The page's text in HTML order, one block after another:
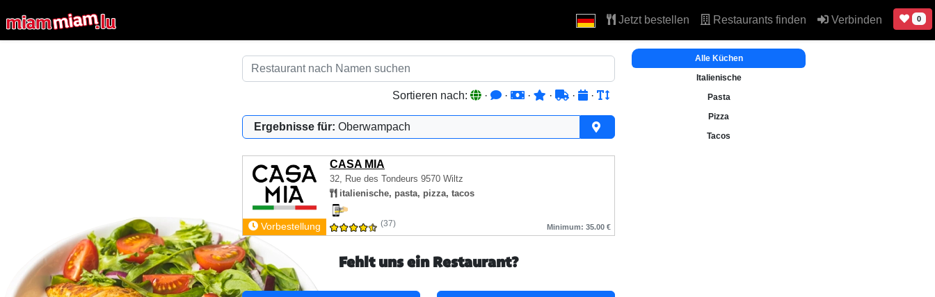
Jetzt bestellen Restaurants finden Verbinden 0
Sortieren nach: · · · · · ·
Ergebnisse für: Oberwampach
CASA MIA
32, Rue des Tondeurs 9570 Wiltz
italienische, pasta, pizza, tacos
Vorbestellung (37) Minimum: 35.00 €
Alle Küchen
Italienische
Pasta
Pizza
Tacos
Fehlt uns ein Restaurant?